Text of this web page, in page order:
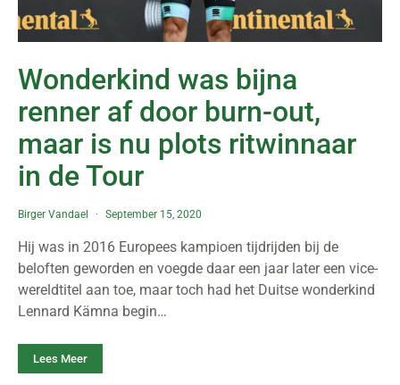
Wonderkind was bijna
renner af door burn-out,
maar is nu plots ritwinnaar
in de Tour
Birger Vandael September 15, 2020
Hij was in 2016 Europees kampioen tijdrijden bij de
beloften geworden en voegde daar een jaar later een vice-
wereldtitel aan toe, maar toch had het Duitse wonderkind
Lennard Kämna begin…
Lees Meer